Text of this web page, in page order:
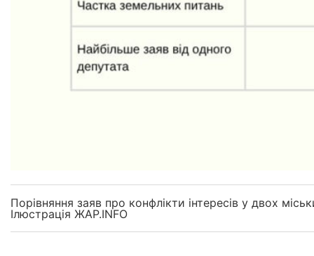
Порівняння заяв про конфлікти інтересів у двох
Ілюстрація ЖАР.INFO